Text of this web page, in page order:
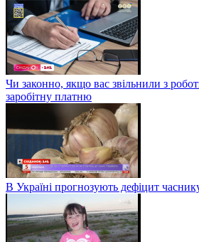
Чи законно, якщо вас звільнили з
заробітну платню
В Україні прогнозують дефіцит